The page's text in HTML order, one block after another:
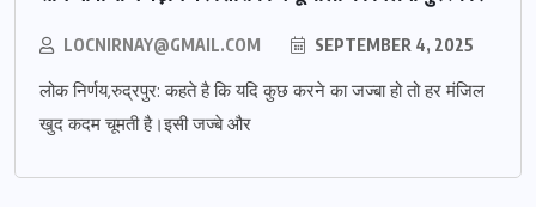
LOCNIRNAY@GMAIL.COM SEPTEMBER 4, 2025
लोक निर्णय,रुद्रपुर: कहते है कि यदि कुछ करने का जज्बा हो तो हर मंजिल
खुद कदम चूमती है।इसी जज्बे और